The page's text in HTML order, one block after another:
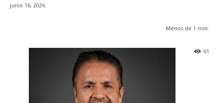
junio 16, 2026
Menos de 1 min.
61